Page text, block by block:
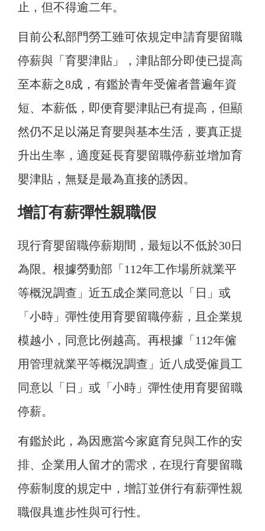
止，但不得逾二年。
目前公私部門勞工雖可依規定申請育嬰留職
停薪與「育嬰津貼」，津貼部分即使已提高
至本薪之8成，有鑑於青年受僱者普遍年資
短、本薪低，即便育嬰津貼已有提高，但顯
然仍不足以滿足育嬰與基本生活，要真正提
升出生率，適度延長育嬰留職停薪並增加育
嬰津貼，無疑是最為直接的誘因。
增訂有薪彈性親職假
現行育嬰留職停薪期間，最短以不低於30日
為限。根據勞動部「112年工作場所就業平
等概況調查」近五成企業同意以「日」或
「小時」彈性使用育嬰留職停薪，且企業規
模越小，同意比例越高。 再根據「112年僱
用管理就業平等概況調查」近八成受僱員工
同意以「日」或「小時」彈性使用育嬰留職
停薪。
有鑑於此，為因應當今家庭育兒與工作的安
排、企業用人留才的需求，在現行育嬰留職
停薪制度的規定中，增訂並併行有薪彈性親
職假具進步性與可行性。